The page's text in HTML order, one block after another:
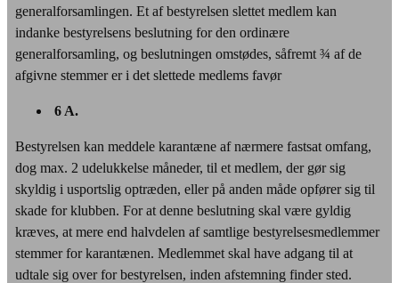
generalforsamlingen. Et af bestyrelsen slettet medlem kan
indanke bestyrelsens beslutning for den ordinære
generalforsamling, og beslutningen omstødes, såfremt ¾ af de
afgivne stemmer er i det slettede medlems favør
6 A.
Bestyrelsen kan meddele karantæne af nærmere fastsat omfang,
dog max. 2 udelukkelse måneder, til et medlem, der gør sig
skyldig i usportslig optræden, eller på anden måde opfører sig til
skade for klubben. For at denne beslutning skal være gyldig
kræves, at mere end halvdelen af samtlige bestyrelsesmedlemmer
stemmer for karantænen. Medlemmet skal have adgang til at
udtale sig over for bestyrelsen, inden afstemning finder sted.